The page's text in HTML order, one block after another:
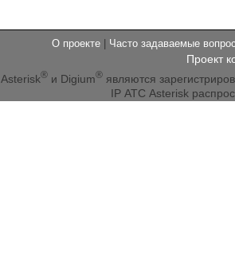
О проекте | Часто задаваемые
Проект
Asterisk®и Digium®являются
IP АТС Asterisk